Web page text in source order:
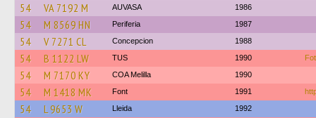
54 VA 7192 M AUVASA 1986
54 M 8569 HN Periferia 1987
54 V 7271 CL Concepcion 1988
54 B 1122 LW TUS 1990
54 M 7170 KY COA Melilla 1990
54 M 1418 MK Font 1991
54 L 9653 W Lleida 1992